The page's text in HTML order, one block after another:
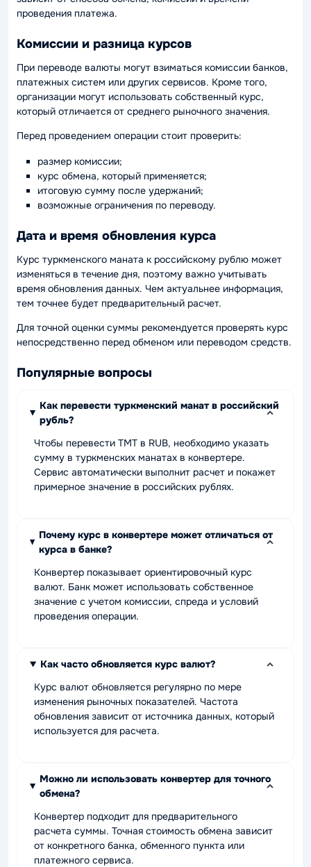
проведения платежа.
Комиссии и разница курсов
При переводе валюты могут взиматься комиссии банков,
платежных систем или других сервисов. Кроме того,
организации могут использовать собственный курс,
который отличается от среднего рыночного значения.
Перед проведением операции стоит проверить:
размер комиссии;
курс обмена, который применяется;
итоговую сумму после удержаний;
возможные ограничения по переводу.
Дата и время обновления курса
Курс туркменского маната к российскому рублю может
изменяться в течение дня, поэтому важно учитывать
время обновления данных. Чем актуальнее информация,
тем точнее будет предварительный расчет.
Для точной оценки суммы рекомендуется проверять курс
непосредственно перед обменом или переводом средств.
Популярные вопросы
Как перевести туркменский манат в российский
рубль?
Чтобы перевести TMT в RUB, необходимо указать
сумму в туркменских манатах в конвертере.
Сервис автоматически выполнит расчет и покажет
примерное значение в российских рублях.
Почему курс в конвертере может отличаться от
курса в банке?
Конвертер показывает ориентировочный курс
валют. Банк может использовать собственное
значение с учетом комиссии, спреда и условий
проведения операции.
Как часто обновляется курс валют?
Курс валют обновляется регулярно по мере
изменения рыночных показателей. Частота
обновления зависит от источника данных, который
используется для расчета.
Можно ли использовать конвертер для точного
обмена?
Конвертер подходит для предварительного
расчета суммы. Точная стоимость обмена зависит
от конкретного банка, обменного пункта или
платежного сервиса.